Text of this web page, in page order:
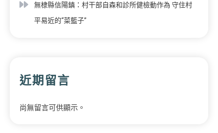
無棣縣信陽鎮：村干部自森和診所健檢動作為 守住村
平易近的“菜籃子”
近期留言
尚無留言可供顯示。